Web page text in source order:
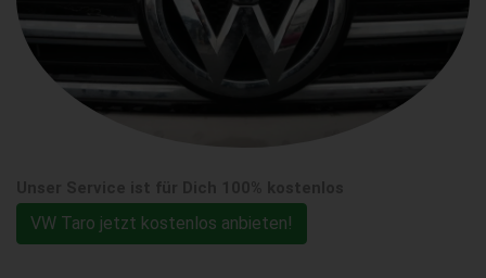
VW Taro jetzt kostenlos anbieten!